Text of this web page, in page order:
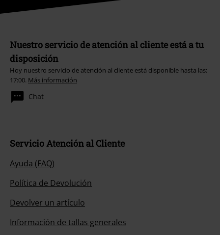
Nuestro servicio de atención al cliente está a tu
disposición
Hoy nuestro servicio de atención al cliente está disponible hasta las:
17:00. Más información
Chat
Servicio Atención al Cliente
Ayuda (FAQ)
Política de Devolución
Devolver un artículo
Información de tallas generales